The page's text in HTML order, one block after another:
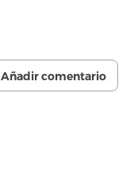
Añadir comentario